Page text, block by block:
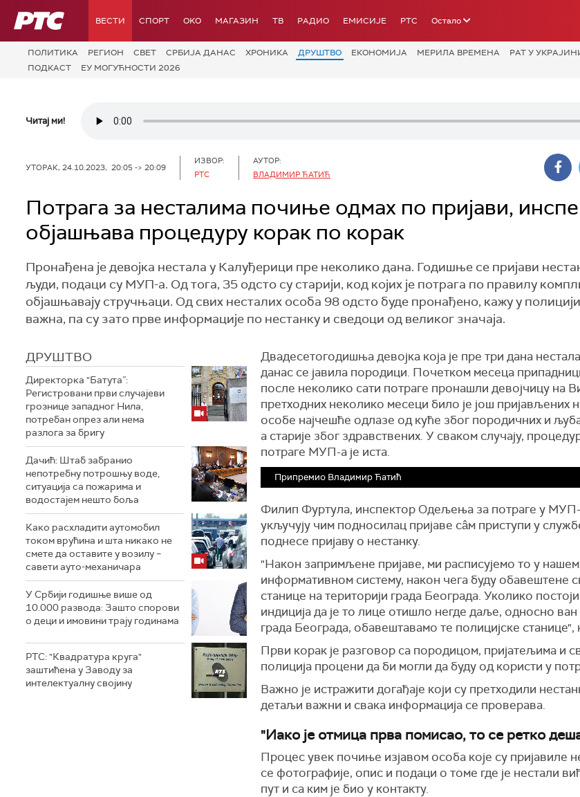
РТС ВЕСТИ СПОРТ OKO МАГАЗИН ТВ РАДИО ЕМИСИЈЕ РТС Остало
ПОЛИТИКА РЕГИОН СВЕТ СРБИЈА ДАНАС ХРОНИКА ДРУШТВО ЕКОНОМИЈА МЕРИЛА ВРЕМЕНА РАТ У
ПОДКАСТ
ЕУ МОГУЋНОСТИ 2026
Читај ми!
УТОРАК, 24.10.2023, 20:05 -> 20:09
ИЗВОР:
РТС
АУТОР:
ВЛАДИМИР ЋАТИЋ
Потрага за несталима почиње одмах по пријави,
објашњава процедуру корак по корак
Пронађена је девојка нестала у Калуђерици пре неколико дана. Годишње се пријави
људи, подаци су МУП-а. Од тога, 35 одсто су старији, код којих је потрага по правилу
објашњавају стручњаци. Од свих несталих особа 98 одсто буде пронађено, кажу у
важна, па су зато прве информације по нестанку и сведоци од великог значаја.
ДРУШТВО
Директорка "Батута”:
Регистровани први случајеви
грознице западног Нила,
потребан опрез али нема
разлога за бригу
Дачић: Штаб забранио
непотребну потрошњу воде,
ситуација са пожарима и
водостајем нешто боља
Како расхладити аутомобил
током врућина и шта никако не
смете да оставите у возилу –
савети ауто-механичара
У Србији годишње више од
10.000 развода: Зашто спорови
о деци и имовини трају годинама
РТС: "Квадратура круга"
заштићена у Заводу за
интелектуалну својину
Двадесетогодишња девојка која је пре три дана
данас се јавила породици. Почетком месеца
после неколико сати потраге пронашли девојчицу на
претходних неколико месеци било је још пријављених
особе најчешће одлазе од куће због породичних и
а старије због здравствених. У сваком случају,
потраге МУП-а је иста.
Припремио Владимир Ћатић
Филип Фуртула, инспектор Одељења за потраге у
укључују чим подносилац пријаве сâм приступи у
поднесе пријаву о нестанку.
"Након запримљене пријаве, ми расписујемо то у
информативном систему, након чега буду обавештене
станице на територији града Београда. Уколико
индиција да је то лице отишло негде даље, односно ван
града Београда, обавештавамо те полицијске
Први корак је разговор са породицом, пријатељима и
полиција процени да би могли да буду од користи у
Важно је истражити догађаје који су претходили
детаљи важни и свака информација се проверава.
"Иако је отмица прва помисао, то се ретко
Процес увек почиње изјавом особа које су пријавиле
се фотографије, опис и подаци о томе где је нестали
пут и са ким је био у контакту.